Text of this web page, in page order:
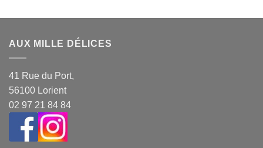
AUX MILLE DÉLICES
41 Rue du Port,
56100 Lorient
02 97 21 84 84